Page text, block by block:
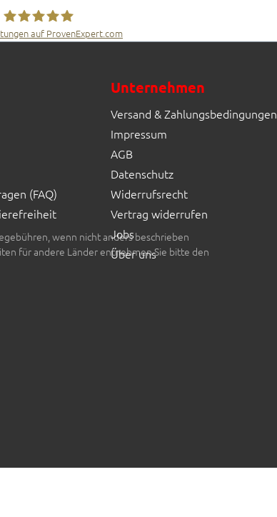
auf ProvenExpert.com
(FAQ)
Unternehmen
Versand & Zahlungsbedingungen
Impressum
AGB
Datenschutz
Widerrufsrecht
Vertrag widerrufen
Jobs
Über uns
wenn nicht anders beschrieben
für andere Länder entnehmen Sie bitte den